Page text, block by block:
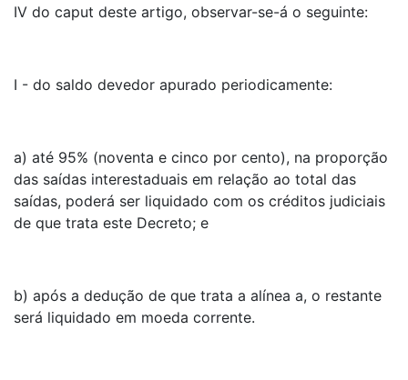
IV do caput deste artigo, observar-se-á o seguinte:
I - do saldo devedor apurado periodicamente:
a) até 95% (noventa e cinco por cento), na proporção
das saídas interestaduais em relação ao total das
saídas, poderá ser liquidado com os créditos judiciais
de que trata este Decreto; e
b) após a dedução de que trata a alínea a, o restante
será liquidado em moeda corrente.